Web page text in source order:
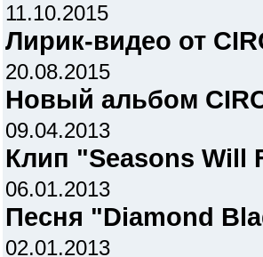
11.10.2015
Лирик-видео от
20.08.2015
Новый альбом
09.04.2013
Клип "Seasons Will
06.01.2013
Песня "Diamond
02.01.2013